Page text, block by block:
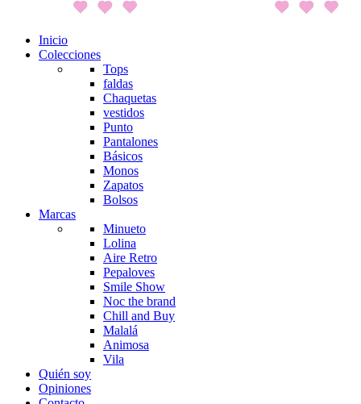
Inicio
Colecciones
Tops
faldas
Chaquetas
vestidos
Punto
Pantalones
Básicos
Monos
Zapatos
Bolsos
Marcas
Minueto
Lolina
Aire Retro
Pepaloves
Smile Show
Noc the brand
Chill and Buy
Malalá
Animosa
Vila
Quién soy
Opiniones